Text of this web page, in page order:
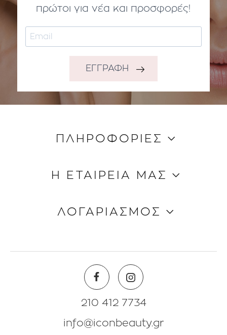
πρώτοι για νέα και προσφορές!
ΕΓΓΡΑΦΗ
ΠΛΗΡΟΦΟΡΙΕΣ
Τρόποι Aποστολής
Όροι & Προϋποθέσεις
Η ΕΤΑΙΡΕΙΑ ΜΑΣ
Επικοινωνία
Beauty Corner
Θέσεις Eργασίας
ΛΟΓΑΡΙΑΣΜΟΣ
Λίστα Αγαπημένων
Πολιτική Επιστροφών
210 412 7734
info@iconbeauty.gr